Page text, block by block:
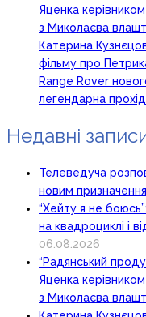
Яценка
з Миколаєва
Катерина
фільму про
Range Rover
легендарна
Недавні
Телеведуча
новим
“Хейту я не
на квадроциклі і
06.08.2026
“Радянський
Яценка
з Миколаєва